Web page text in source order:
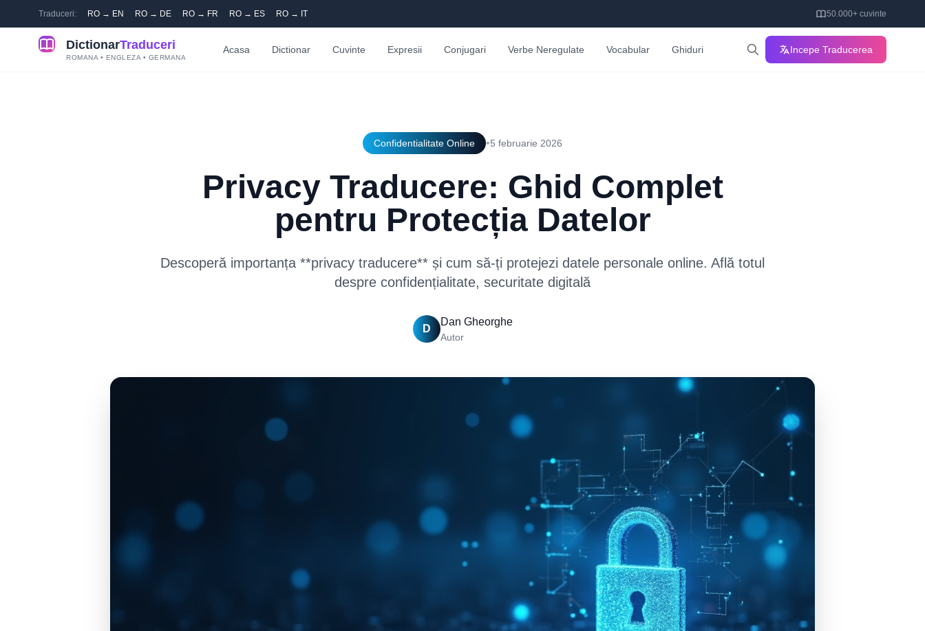
Traduceri: RO → EN RO → DE RO → FR RO → ES RO → IT 50.000+ cuvinte
DictionarTraduceri
ROMANA • ENGLEZA • GERMANA
Acasa Dictionar Cuvinte Expresii Conjugari Verbe Neregulate Vocabular Ghiduri Incepe Traducerea
Confidentialitate Online •5 februarie 2026
Privacy Traducere: Ghid Complet
pentru Protecția Datelor
Descoperă importanța **privacy traducere** și cum să-ți protejezi datele personale online. Află totul
despre confidențialitate, securitate digitală
D
Dan Gheorghe
Autor